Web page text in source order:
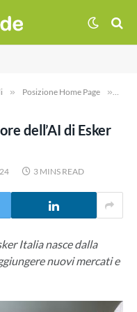
» Posizione Home Page »
dell’AI di Esker
3 MINS READ
Italia nasce dalla
nuovi mercati e